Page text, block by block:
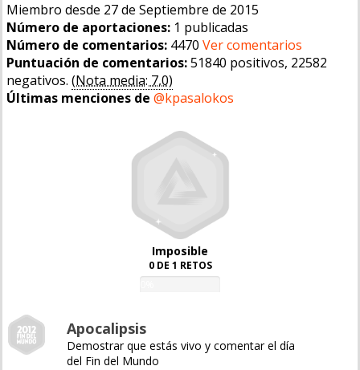
Miembro desde 27 de Septiembre de 2015
Número de aportaciones: 1 publicadas
Número de comentarios: 4470 Ver comentarios
Puntuación de comentarios:51840 positivos, 22582
negativos. (Nota media: 7,0)
Últimas menciones de @kpasalokos
Imposible
0 DE 1 RETOS
Apocalipsis
Demostrar que estás vivo y comentar el día
del Fin del Mundo